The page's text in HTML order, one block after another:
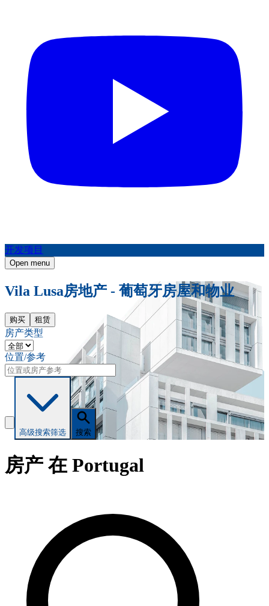
开发项目
Open menu
Vila Lusa房地产 - 葡萄牙房屋和物业
购买 租赁
房产类型
位置/参考
高级搜索筛选 搜索
房产 在 Portugal